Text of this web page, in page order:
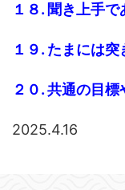
１８. 聞き上手で
１９. たまには突
２０. 共通の目
2025.4.16